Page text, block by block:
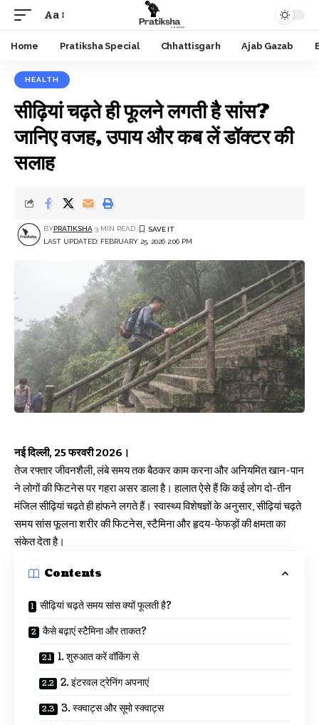
Font
Resizer
Aa
Home Pratiksha Special Chhattisgarh Ajab Gazab
HEALTH
सीढ़ियां चढ़ते ही फूलने लगती है सांस?
जानिए वजह, उपाय और कब लें डॉक्टर की
सलाह
LAST UPDATED: FEBRUARY 25, 2026 2:06 PM
BYPRATIKSHA 3 MIN READ
नई दिल्ली, 25 फरवरी 2026।
तेज रफ्तार जीवनशैली, लंबे समय तक बैठकर काम करना और अनियमित खान-पान
ने लोगों की फिटनेस पर गहरा असर डाला है। हालात ऐसे हैं कि कई लोग दो-तीन
मंजिल सीढ़ियां चढ़ते ही हांफने लगते हैं। स्वास्थ्य विशेषज्ञों के अनुसार, सीढ़ियां चढ़ते
समय सांस फूलना शरीर की फिटनेस, स्टैमिना और हृदय-फेफड़ों की क्षमता का
संकेत देता है।
Contents
सीढ़ियां चढ़ते समय सांस क्यों फूलती है?
कैसे बढ़ाएं स्टैमिना और ताकत?
1. शुरुआत करें वॉकिंग से
2. इंटरवल ट्रेनिंग अपनाएं
3. स्क्वाट्स और सूमो स्क्वाट्स